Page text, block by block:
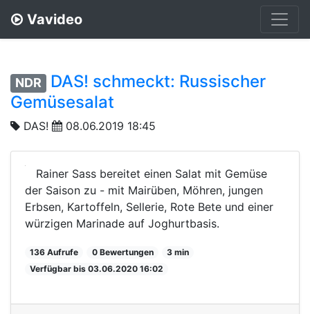
Vavideo
NDR
DAS! schmeckt: Russischer
Gemüsesalat
DAS! 08.06.2019 18:45
Rainer Sass bereitet einen Salat mit Gemüse
der Saison zu - mit Mairüben, Möhren, jungen
Erbsen, Kartoffeln, Sellerie, Rote Bete und einer
würzigen Marinade auf Joghurtbasis.
136 Aufrufe 0 Bewertungen
3 min
Verfügbar bis 03.06.2020 16:02